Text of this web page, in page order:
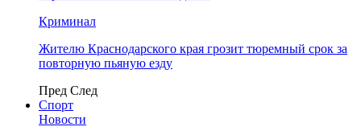
Криминал
Жителю Краснодарского края грозит тюремный срок за
повторную пьяную езду
Пред След
Спорт
Новости